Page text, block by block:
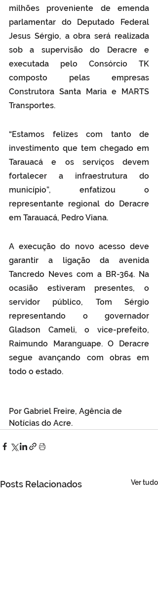
milhões proveniente de emenda
parlamentar do Deputado Federal
Jesus Sérgio, a obra será realizada
sob a supervisão do Deracre e
executada pelo Consórcio TK
composto pelas empresas
Construtora Santa Maria e MARTS
Transportes.
“Estamos felizes com tanto de
investimento que tem chegado em
Tarauacá e os serviços devem
fortalecer a infraestrutura do
município”, enfatizou o
representante regional do Deracre
em Tarauacá, Pedro Viana.
A execução do novo acesso deve
garantir a ligação da avenida
Tancredo Neves com a BR-364. Na
ocasião estiveram presentes, o
servidor público, Tom Sérgio
representando o governador
Gladson Cameli, o vice-prefeito,
Raimundo Maranguape. O Deracre
segue avançando com obras em
todo o estado.
Por Gabriel Freire, Agência de
Notícias do Acre.
Posts Relacionados Ver tudo